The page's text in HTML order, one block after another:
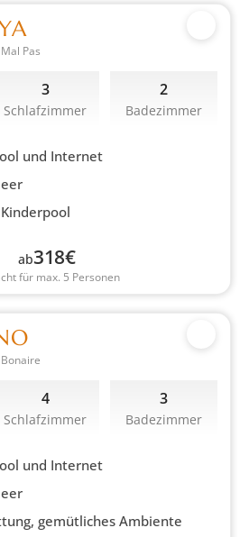
Pas
3
Schlafzimmer
2
Badezimmer
und Internet
ab318€
für max. 5 Personen
4
Schlafzimmer
3
Badezimmer
und Internet
gemütliches Ambiente